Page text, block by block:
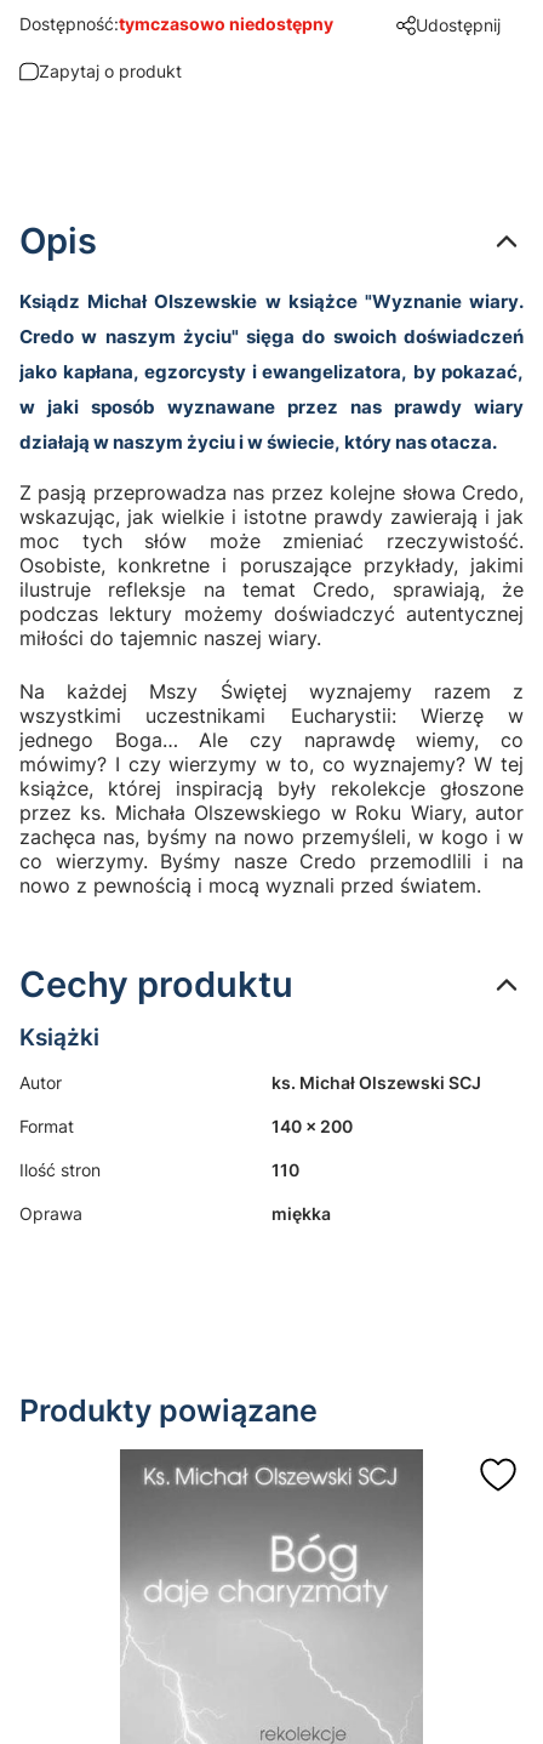
Dostępność:tymczasowo niedostępny Udostępnij
Zapytaj o produkt
Opis
Ksiądz Michał Olszewskie w książce "Wyznanie wiary.
Credo w naszym życiu" sięga do swoich doświadczeń
jako kapłana, egzorcysty i ewangelizatora, by pokazać,
w jaki sposób wyznawane przez nas prawdy wiary
działają w naszym życiu i w świecie, który nas otacza.
Z pasją przeprowadza nas przez kolejne słowa Credo,
wskazując, jak wielkie i istotne prawdy zawierają i jak
moc tych słów może zmieniać rzeczywistość.
Osobiste, konkretne i poruszające przykłady, jakimi
ilustruje refleksje na temat Credo, sprawiają, że
podczas lektury możemy doświadczyć autentycznej
miłości do tajemnic naszej wiary.
Na każdej Mszy Świętej wyznajemy razem z
wszystkimi uczestnikami Eucharystii: Wierzę w
jednego Boga… Ale czy naprawdę wiemy, co
mówimy? I czy wierzymy w to, co wyznajemy? W tej
książce, której inspiracją były rekolekcje głoszone
przez ks. Michała Olszewskiego w Roku Wiary, autor
zachęca nas, byśmy na nowo przemyśleli, w kogo i w
co wierzymy. Byśmy nasze Credo przemodlili i na
nowo z pewnością i mocą wyznali przed światem.
Cechy produktu
Książki
Autor ks. Michał Olszewski SCJ
Format 140 x 200
Ilość stron 110
Oprawa miękka
Produkty powiązane